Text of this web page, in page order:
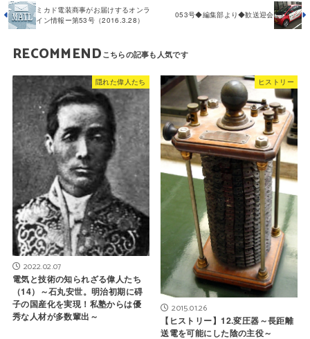
053号◆編集部より◆歓送迎会
ミカド電装商事がお届けするオンラ
イン情報ー第53号（2016.3.28）
RECOMMEND
隠れた偉人たち
2022.02.07
電気と技術の知られざる偉人たち
（14）～石丸安世。明治初期に碍
子の国産化を実現！私塾からは優
秀な人材が多数輩出～
ヒストリー
2015.01.26
【ヒストリー】12.変圧器～長距離
送電を可能にした陰の主役～